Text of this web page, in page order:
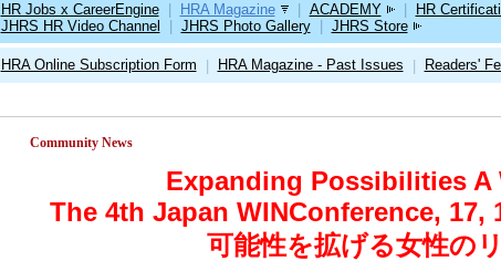
HR Jobs x CareerEngine HRA Magazine ACADEMY HR
JHRS HR Video Channel
JHRS Photo Gallery JHRS Store
HRA Online Subscription Form HRA Magazine - Past Issues Readers'
Community News
Expanding Possibilities A
The 4th Japan WINConference,
可能性を拡げる女性の